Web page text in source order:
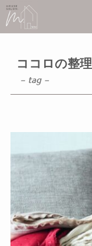
ココロの整理
– tag –